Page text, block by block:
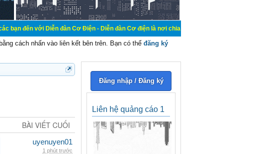
Diễn đàn Cơ Điện - Diễn đàn Cơ điện là nơi chia sẽ kiến thức kinh nghiệm trong lãnh
bằng cách nhấn vào liên kết bên trên. Bạn có thể đăng ký
BÀI VIẾT CUỐI
uyenuyen01
1 phút trước
Đăng nhập / Đăng ký
Liên hệ quảng cáo 1